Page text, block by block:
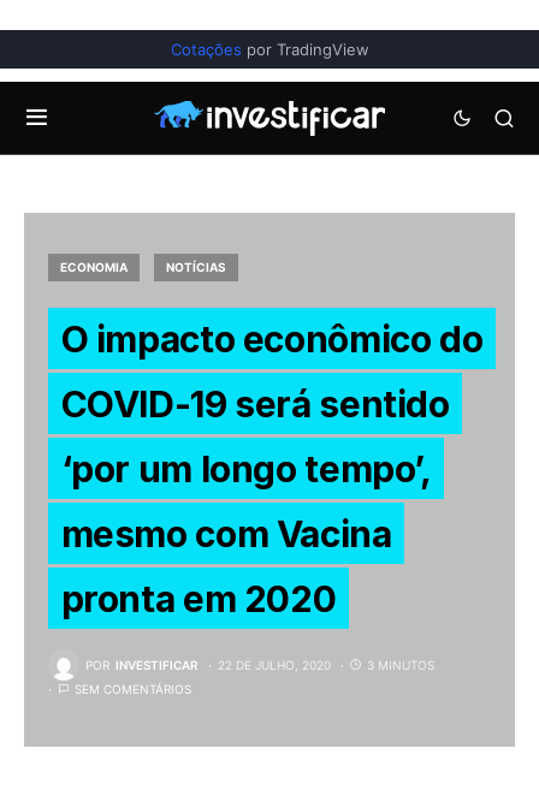
Cotações por TradingView
ECONOMIA NOTÍCIAS
O impacto econômico do
COVID-19 será sentido
‘por um longo tempo’,
mesmo com Vacina
pronta em 2020
POR INVESTIFICAR 22 DE JULHO, 2020
3 MINUTOS
SEM COMENTÁRIOS